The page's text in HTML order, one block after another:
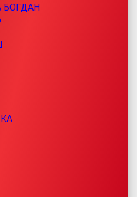
БОГДАН